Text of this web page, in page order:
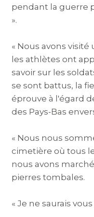
pendant la guerre
».
« Nous avons
les athlètes ont
savoir sur les
se sont battus, la
éprouve à l'égard
des Pays-Bas
« Nous nous
cimetière où tous
nous avons
pierres tombales.
« Je ne saurais vous